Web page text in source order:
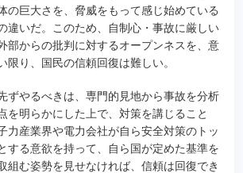
の巨大さを、脅威をもって感じ始めている
違いだ。このため、自制心・事故に厳しい
部からの批判に対するオープンネスを、意
限り、国民の信頼回復は難しい。
ずやるべきは、専門的見地から事故を分析
を明らかにした上で、対策を講じること
力産業界や電力会社が自ら安全対策のトッ
する意欲を持って、自ら国が定めた基準を
組む姿勢を見せなければ、信頼は回復でき